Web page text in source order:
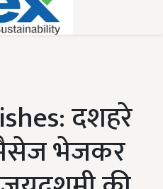
दशहरे
भेजकर